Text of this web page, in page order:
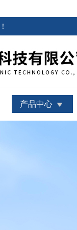
！
产品中心